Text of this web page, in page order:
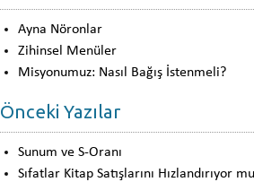
Ayna Nöronlar
Zihinsel Menüler
Misyonumuz: Nasıl Bağış İstenmeli?
Önceki Yazılar
Sunum ve S-Oranı
Sıfatlar Kitap Satışlarını Hızlandırıyor